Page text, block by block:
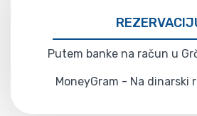
Putem banke na račun u
MoneyGram - Na dinarski